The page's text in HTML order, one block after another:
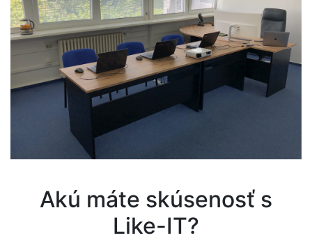
Akú máte skúsenosť s
Like-IT?